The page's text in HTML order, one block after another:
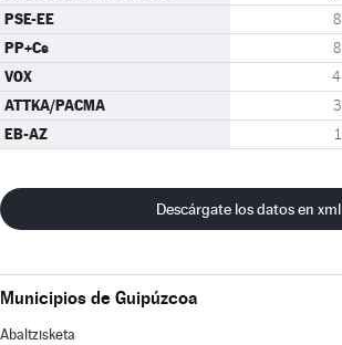
PSE-EE 8
PP+Cs 8
VOX 4
ATTKA/PACMA 3
EB-AZ 1
Descárgate los datos en xml
Municipios de Guipúzcoa
Abaltzisketa